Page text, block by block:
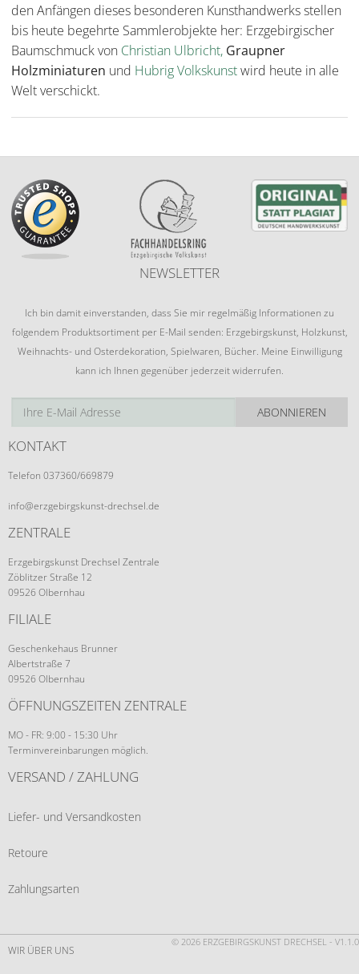
den Anfängen dieses besonderen Kunsthandwerks stellen
bis heute begehrte Sammlerobjekte her: Erzgebirgischer
Baumschmuck von Christian Ulbricht, Graupner
Holzminiaturen und Hubrig Volkskunstwird heute in alle
Welt verschickt.
NEWSLETTER
Ich bin damit einverstanden, dass Sie mir regelmäßig Informationen zu
folgendem Produktsortiment per E-Mail senden: Erzgebirgskunst, Holzkunst,
Weihnachts- und Osterdekoration, Spielwaren, Bücher. Meine Einwilligung
kann ich Ihnen gegenüber jederzeit widerrufen.
ABONNIEREN
KONTAKT
Telefon 037360/669879
info@erzgebirgskunst-drechsel.de
ZENTRALE
Erzgebirgskunst Drechsel Zentrale
Zöblitzer Straße 12
09526 Olbernhau
FILIALE
Geschenkehaus Brunner
Albertstraße 7
09526 Olbernhau
ÖFFNUNGSZEITEN ZENTRALE
MO - FR: 9:00 - 15:30 Uhr
Terminvereinbarungen möglich.
VERSAND / ZAHLUNG
Liefer- und Versandkosten
Retoure
Zahlungsarten
© 2026 ERZGEBIRGSKUNST DRECHSEL - V1.1.0
WIR ÜBER UNS